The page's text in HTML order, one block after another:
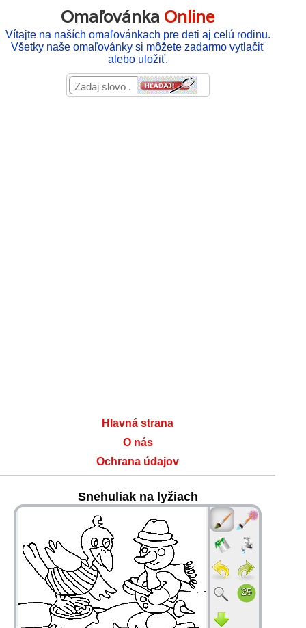
Omaľovánka Online
Vítajte na naších omaľovánkach pre deti aj celú rodinu.
Všetky naše omaľovánky si môžete zadarmo vytlačiť
alebo uložiť.
Hlavná strana
O nás
Ochrana údajov
Snehuliak na lyžiach